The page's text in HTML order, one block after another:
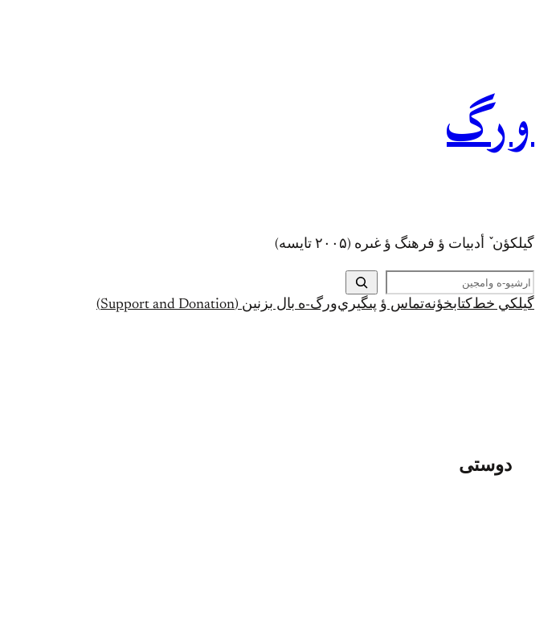
ورگ
گيلکؤن ٚ أدبیات ؤ فرهنگ ؤ غىره (۲۰۰۵ تايسه)
ج
س
تگيلکي خط کتابخؤنهتماس ؤ پىگيريورگ-ه بال بزنين (Support and Donation)
دوستی